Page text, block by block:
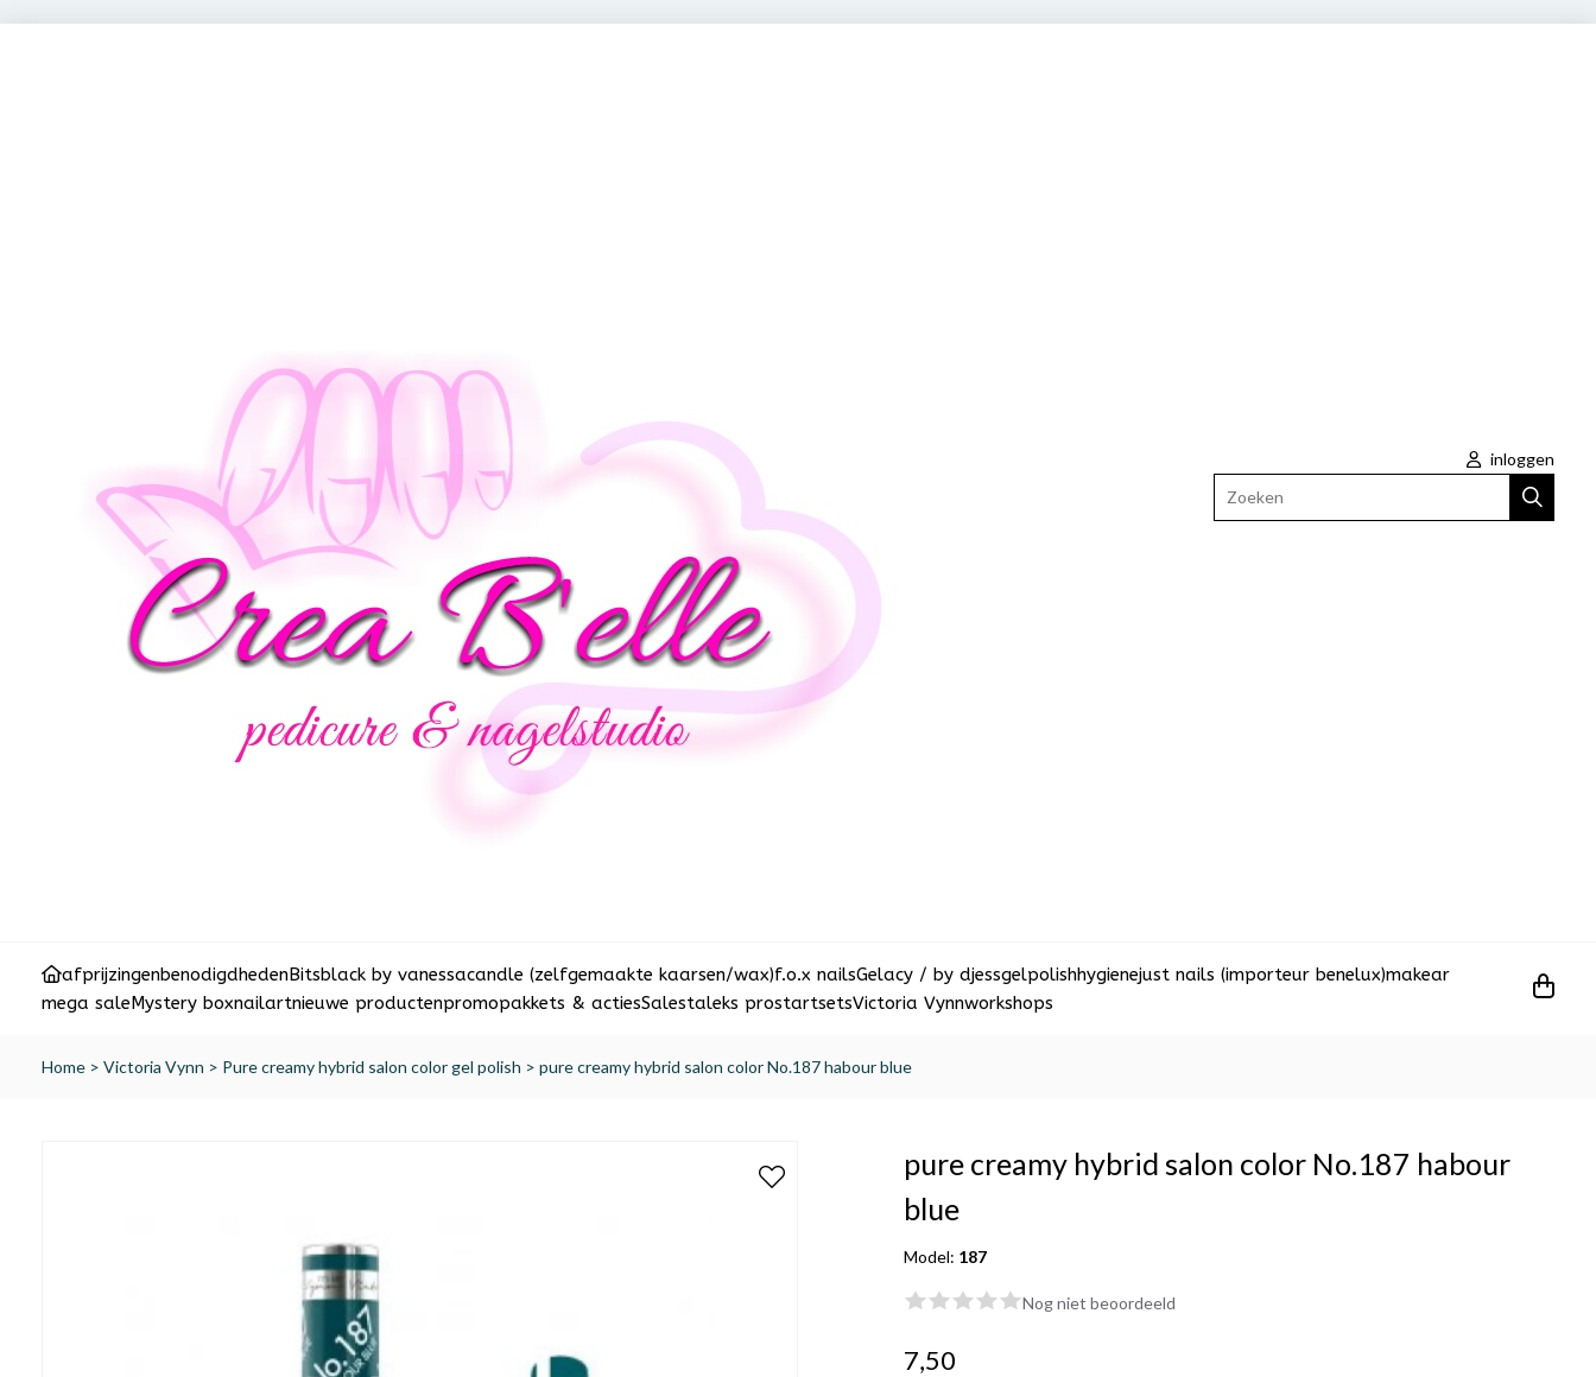
inloggen
afprijzingenbenodigdhedenBitsblack by vanessacandle (zelfgemaakte kaarsen/wax)f.o.x nailsGelacy / by djessgelpolishhygienejust nails (importeur benelux)makear
mega saleMystery boxnailartnieuwe productenpromopakkets & actiesSalestaleks prostartsetsVictoria Vynnworkshops
Home > Victoria Vynn > Pure creamy hybrid salon color gel polish > pure creamy hybrid salon color No.187 habour blue
pure creamy hybrid salon color No.187 habour
blue
Model: 187
Nog niet beoordeeld
7,50